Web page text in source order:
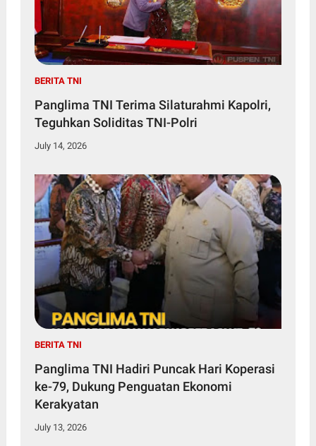
BERITA TNI
Panglima TNI Terima Silaturahmi Kapolri,
Teguhkan Soliditas TNI-Polri
July 14, 2026
BERITA TNI
Panglima TNI Hadiri Puncak Hari Koperasi
ke-79, Dukung Penguatan Ekonomi
Kerakyatan
July 13, 2026